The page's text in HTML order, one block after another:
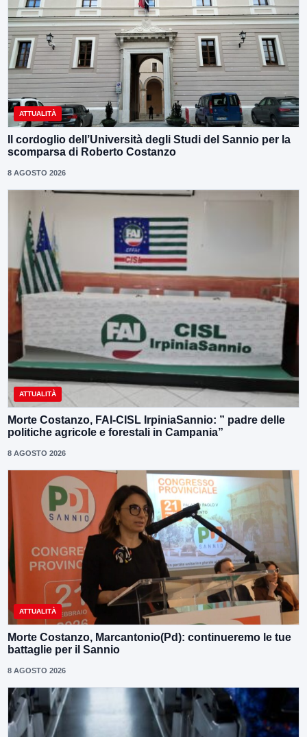
ATTUALITÀ
Il cordoglio dell’Università degli Studi del Sannio per la
scomparsa di Roberto Costanzo
8 AGOSTO 2026
ATTUALITÀ
Morte Costanzo, FAI-CISL IrpiniaSannio: ” padre delle
politiche agricole e forestali in Campania”
8 AGOSTO 2026
ATTUALITÀ
Morte Costanzo, Marcantonio(Pd): continueremo le tue
battaglie per il Sannio
8 AGOSTO 2026